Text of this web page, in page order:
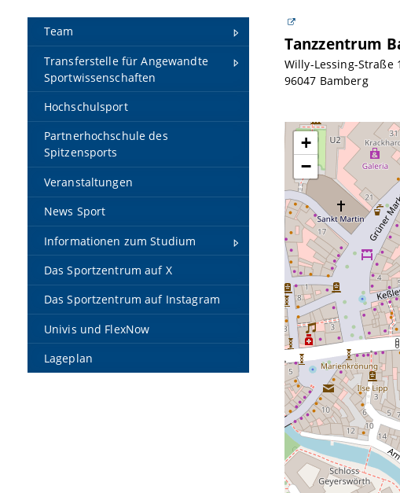
Team
Transferstelle für Angewandte
Sportwissenschaften
Hochschulsport
Partnerhochschule des
Spitzensports
Veranstaltungen
News Sport
Informationen zum Studium
Das Sportzentrum auf X
Das Sportzentrum auf Instagram
Univis und FlexNow
Lageplan
Tanzzentrum
Willy-Lessing-Straße 1
96047 Bamberg
+
−